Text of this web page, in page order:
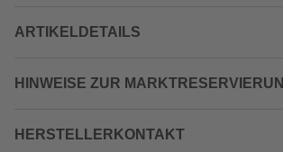
ARTIKELDETAILS
HINWEISE ZUR
HERSTELLERKONTAKT